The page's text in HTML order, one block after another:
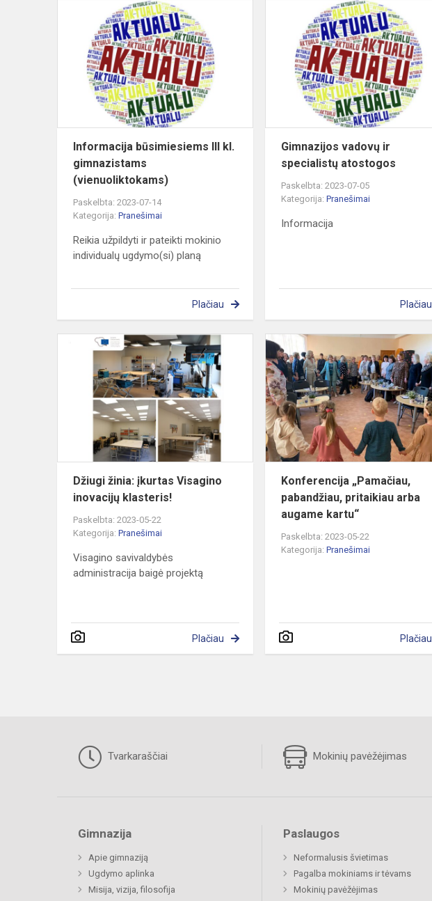
būsimiesiems
gimnazistams
(vienuoliktok...
Informacija būsimiesiems III kl.
gimnazistams
(vienuoliktokams)
Paskelbta: 2023-07-14
Kategorija: Pranešimai
Reikia užpildyti ir pateikti mokinio
individualų ugdymo(si) planą
Plačiau
Gimnazijos vadovų ir
specialistų atostogos
Paskelbta: 2023-07-05
Kategorija:Pranešimai
Informacija
Plačiau
Džiugi
žinia:
įkurtas
Visagino
inovacijų
klasteris!
Džiugi žinia: įkurtas Visagino
inovacijų klasteris!
Paskelbta: 2023-05-22
Kategorija: Pranešimai
Visagino savivaldybės
administracija baigė projektą
Plačiau
Konferencija „Pamačiau,
pabandžiau, pritaikiau arba
augame kartu“
Paskelbta: 2023-05-22
Kategorija:Pranešimai
Plačiau
Tvarkaraščiai Mokinių pavėžėjimas
Gimnazija
Apie gimnaziją
Ugdymo aplinka
Misija, vizija, filosofija
Paslaugos
Neformalusis švietimas
Pagalba mokiniams ir tėvams
Mokinių pavėžėjimas